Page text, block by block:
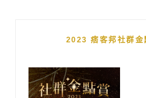
2023 痞客邦社群金